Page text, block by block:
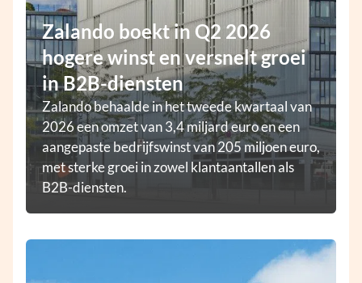
Zalando boekt in Q2 2026
hogere winst en versnelt groei
in B2B-diensten
Zalando behaalde in het tweede kwartaal van
2026 een omzet van 3,4 miljard euro en een
aangepaste bedrijfswinst van 205 miljoen euro,
met sterke groei in zowel klantaantallen als
B2B-diensten.